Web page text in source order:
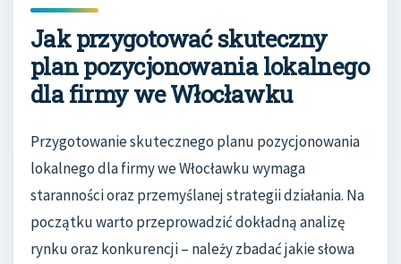
Jak przygotować skuteczny
plan pozycjonowania lokalnego
dla firmy we Włocławku
Przygotowanie skutecznego planu pozycjonowania
lokalnego dla firmy we Włocławku wymaga
staranności oraz przemyślanej strategii działania. Na
początku warto przeprowadzić dokładną analizę
rynku oraz konkurencji – należy zbadać jakie słowa